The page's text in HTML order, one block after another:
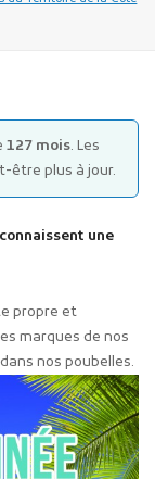
127 mois. Les
être plus à jour.
une
propre et
marques de nos
nos poubelles.